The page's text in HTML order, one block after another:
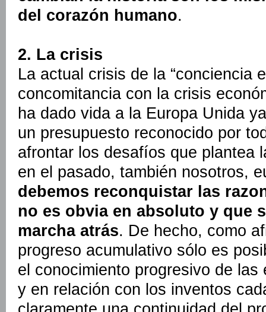
del corazón humano.
2. La crisis
La actual crisis de la “conciencia
concomitancia con la crisis
ha dado vida a la Europa Unida
un presupuesto reconocido por
afrontar los desafíos que plantea
en el pasado, también nosotros,
debemos reconquistar las
no es obvia en absoluto y que
marcha atrás. De hecho, como
progreso acumulativo sólo es
el conocimiento progresivo de
y en relación con los inventos